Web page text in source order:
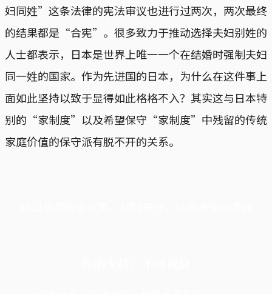
妇同姓”这条法律的宪法审议也进行过两次，两次最终
的结果都是“合宪”。很多致力于推动选择夫妇别姓的
人士都表示，日本是世界上唯一一个在结婚时强制夫妇
同一姓的国家。作为先进国的日本，为什么在这件事上
面如此坚持以致于显得如此格格不入？其实这与日本特
别的“家制度”以及希望保守“家制度”中残留的传统
家庭价值的保守派有脱不开的关系。